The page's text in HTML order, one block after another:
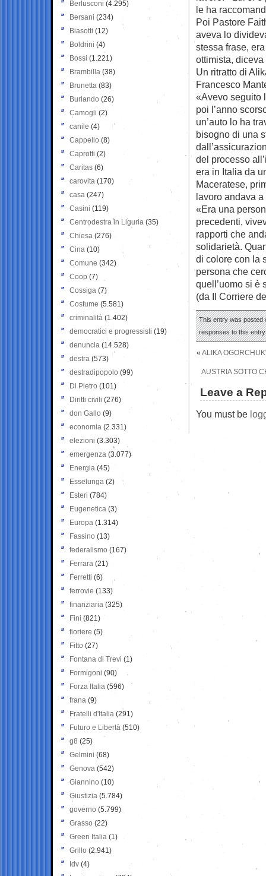
le ha
Poi Pastore
aveva lo
stessa frase,
ottimista,
Un ritratto di
Francesco
«Avevo seguito
poi l’anno
un’auto lo ha
bisogno di una
del processo
era in Italia da
Maceratese,
lavoro andava
«Era una
precedenti,
rapporti che
solidarietà.
di colore con la
persona che
quell’uomo si è
(da Il Corriere
This entry was posted
responses to this
« ALIKA
AUSTRIA SOTTO
Leave a
You must be
Berlusconi (4.295)
Bersani (234)
Biasotti (12)
Boldrini (4)
Bossi (1.221)
Brambilla (38)
Brunetta (83)
Burlando (26)
Camogli (2)
canile (4)
Cappello (8)
Caprotti (2)
Caritas (6)
carovita (170)
casa (247)
Casini (119)
Centrodestra in Liguria (35)
Chiesa (276)
Cina (10)
Comune (342)
Coop (7)
Cossiga (7)
Costume (5.581)
criminalità (1.402)
democratici e progressisti (19)
denuncia (14.528)
destra (573)
destradipopolo (99)
Di Pietro (101)
Diritti civili (276)
don Gallo (9)
economia (2.331)
elezioni (3.303)
emergenza (3.077)
Energia (45)
Esselunga (2)
Esteri (784)
Eugenetica (3)
Europa (1.314)
Fassino (13)
federalismo (167)
Ferrara (21)
Ferretti (6)
ferrovie (133)
finanziaria (325)
Fini (821)
fioriere (5)
Fitto (27)
Fontana di Trevi (1)
Formigoni (90)
Forza Italia (596)
frana (9)
Fratelli d'Italia (291)
Futuro e Libertà (510)
g8 (25)
Gelmini (68)
Genova (542)
Giannino (10)
Giustizia (5.784)
governo (5.799)
Grasso (22)
Green Italia (1)
Grillo (2.941)
Idv (4)